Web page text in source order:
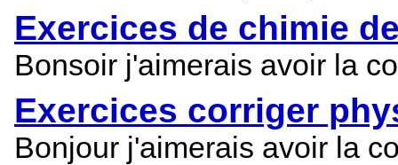
Exercices de chimie
Bonsoir j'aimerais avoir la
Exercices corriger
Bonjour j'aimerais avoir la